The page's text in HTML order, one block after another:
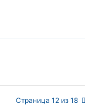
Страница 12 из 18